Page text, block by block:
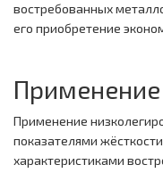
востребованных
его приобретение
Применение
Применение
показателями
характеристиками